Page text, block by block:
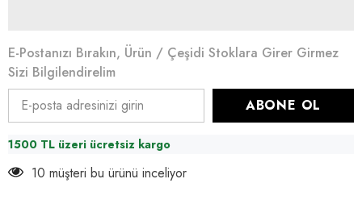
E-Postanızı Bırakın, Ürün / Çeşidi Stoklara Girer Girmez
Sizi Bilgilendirelim
ABONE OL
1500 TL üzeri ücretsiz kargo
10 müşteri bu ürünü inceliyor